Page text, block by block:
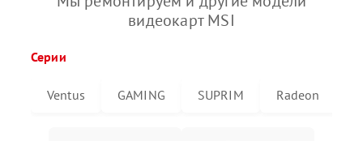
видеокарт MSI
Серии
Ventus GAMING SUPRIM Radeon